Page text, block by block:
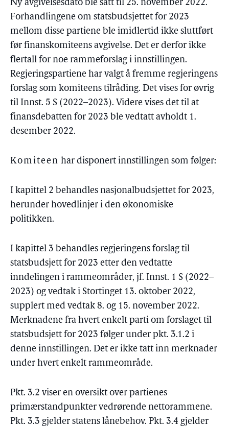
Ny avgivelsesdato ble satt til 25. november 2022.
Forhandlingene om statsbudsjettet for 2023
mellom disse partiene ble imidlertid ikke sluttført
før finanskomiteens avgivelse. Det er derfor ikke
flertall for noe rammeforslag i innstillingen.
Regjeringspartiene har valgt å fremme regjeringens
forslag som komiteens tilråding. Det vises for øvrig
til Innst. 5 S (2022–2023). Videre vises det til at
finansdebatten for 2023 ble vedtatt avholdt 1.
desember 2022.
Komiteen har disponert innstillingen som følger:
I kapittel 2 behandles nasjonalbudsjettet for 2023,
herunder hovedlinjer i den økonomiske
politikken.
I kapittel 3 behandles regjeringens forslag til
statsbudsjett for 2023 etter den vedtatte
inndelingen i rammeområder, jf. Innst. 1 S (2022–
2023) og vedtak i Stortinget 13. oktober 2022,
supplert med vedtak 8. og 15. november 2022.
Merknadene fra hvert enkelt parti om forslaget til
statsbudsjett for 2023 følger under pkt. 3.1.2 i
denne innstillingen. Det er ikke tatt inn merknader
under hvert enkelt rammeområde.
Pkt. 3.2 viser en oversikt over partienes
primærstandpunkter vedrørende nettorammene.
Pkt. 3.3 gjelder statens lånebehov. Pkt. 3.4 gjelder